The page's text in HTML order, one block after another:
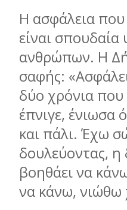
Η ασφάλεια
είναι
ανθρώπων. Η
σαφής:
δύο χρόνια
έπνιγε, ένιωσα
και πάλι. Έχω
δουλεύοντας, η
βοηθάει να
να κάνω, νιώθω